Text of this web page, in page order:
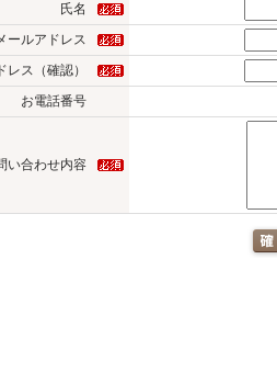
氏名
ールアドレス
レス（確認）
お電話番号
い合わせ内容